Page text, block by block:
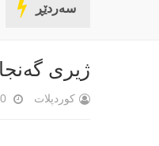
سەردێڕباختینی
ژیری
کوردپلات